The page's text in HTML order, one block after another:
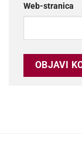
Web-stranica